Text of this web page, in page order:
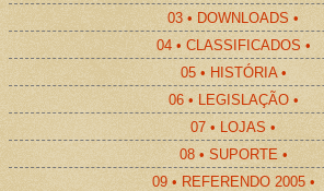
03 • DOWNLOADS •
04 • CLASSIFICADOS •
05 • HISTÓRIA •
06 • LEGISLAÇÃO •
07 • LOJAS •
08 • SUPORTE •
09 • REFERENDO 2005 •